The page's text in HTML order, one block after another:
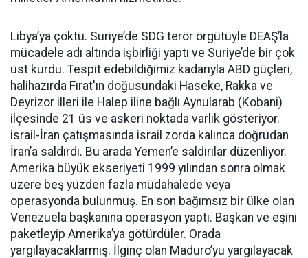
Libya’ya çöktü. Suriye’de SDG terör örgütüyle DEAŞ’la
mücadele adı altında işbirliği yaptı ve Suriye’de bir çok
üst kurdu. Tespit edebildiğimiz kadarıyla ABD güçleri,
halihazırda Fırat'ın doğusundaki Haseke, Rakka ve
Deyrizor illeri ile Halep iline bağlı Aynularab (Kobani)
ilçesinde 21 üs ve askeri noktada varlık gösteriyor.
israil-İran çatışmasında israil zorda kalınca doğrudan
İran’a saldırdı. Bu arada Yemen’e saldırılar düzenliyor.
Amerika büyük ekseriyeti 1999 yılından sonra olmak
üzere beş yüzden fazla müdahalede veya
operasyonda bulunmuş. En son bağımsız bir ülke olan
Venezuela başkanına operasyon yaptı. Başkan ve eşini
paketleyip Amerika’ya götürdüler. Orada
yargılayacaklarmış. İlginç olan Maduro’yu yargılayacak